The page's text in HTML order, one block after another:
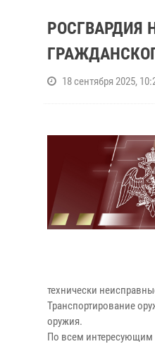
РОСГВАРДИЯ
18 сентября 2025,
технически
Транспортирование
оружия.
По всем интересующим